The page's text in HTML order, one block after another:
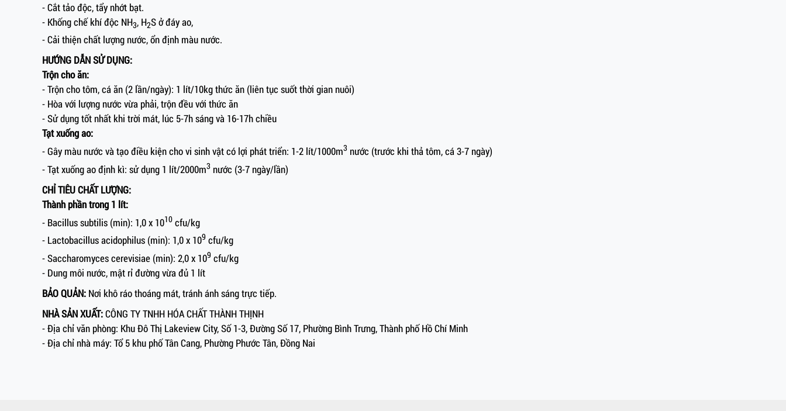
- Cắt tảo độc, tẩy nhớt bạt.
- Khống chế khí độc NH3, H2S ở đáy ao,
- Cải thiện chất lượng nước, ổn định màu nước.
HƯỚNG DẪN SỬ DỤNG:
Trộn cho ăn:
- Trộn cho tôm, cá ăn (2 lần/ngày): 1 lít/10kg thức ăn (liên tục suốt thời gian nuôi)
- Hòa với lượng nước vừa phải, trộn đều với thức ăn
- Sử dụng tốt nhất khi trời mát, lúc 5-7h sáng và 16-17h chiều
Tạt xuống ao:
- Gây màu nước và tạo điều kiện cho vi sinh vật có lợi phát triển: 1-2 lít/1000m3 nước (trước khi thả tôm, cá 3-7 ngày)
- Tạt xuống ao định kì: sử dụng 1 lít/2000m3 nước (3-7 ngày/lần)
CHỈ TIÊU CHẤT LƯỢNG:
Thành phần trong 1 lít:
- Bacillus subtilis (min): 1,0 x 1010 cfu/kg
- Lactobacillus acidophilus (min): 1,0 x 109 cfu/kg
- Saccharomyces cerevisiae (min): 2,0 x 109 cfu/kg
- Dung môi nước, mật rỉ đường vừa đủ 1 lít
BẢO QUẢN: Nơi khô ráo thoáng mát, tránh ánh sáng trực tiếp.
NHÀ SẢN XUẤT:CÔNG TY TNHH HÓA CHẤT THÀNH THỊNH
- Địa chỉ văn phòng: Khu Đô Thị Lakeview City, Số 1-3, Đường Số 17, Phường Bình Trưng, Thành phố Hồ Chí Minh
- Địa chỉ nhà máy: Tổ 5 khu phố Tân Cang, Phường Phước Tân, Đồng Nai